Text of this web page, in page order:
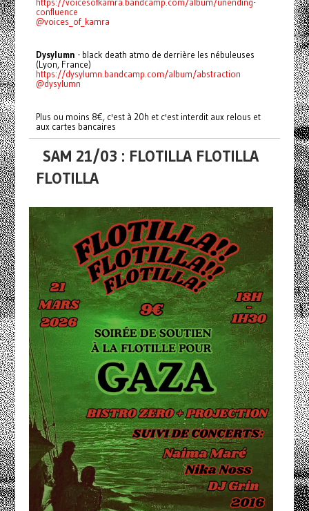
confluence
@voices_of_kamra
Dysylumn - black death atmo de derrière les nébuleuses
(Lyon, France)
https://dysylumn.bandcamp.com/album/abstraction
@dysylumn
Plus ou moins 8€, c'est à 20h et c'est interdit aux relous et
aux cartes bancaires
SAM 21/03 : FLOTILLA FLOTILLA
FLOTILLA